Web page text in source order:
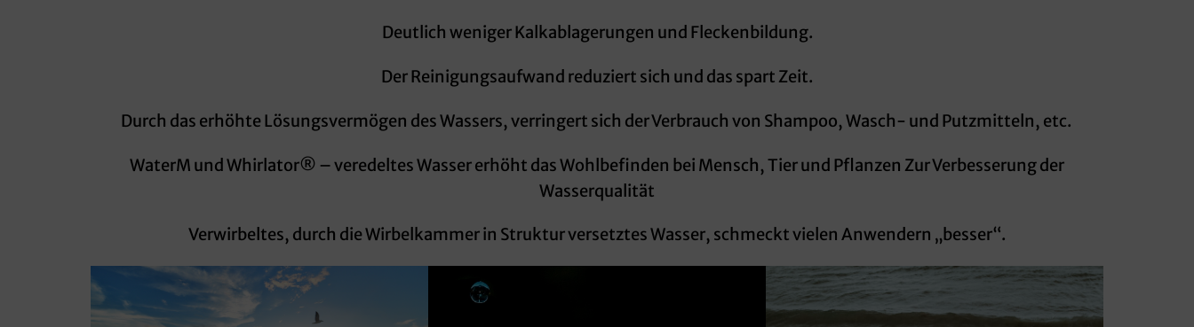
Deutlich weniger Kalkablagerungen und Fleckenbildung.
Der Reinigungsaufwand reduziert sich und das spart Zeit.
Durch das erhöhte Lösungsvermögen des Wassers, verringert sich der Verbrauch von Shampoo, Wasch- und Putzmitteln, etc.
WaterM und Whirlator® – veredeltes Wasser erhöht das Wohlbefinden bei Mensch, Tier und Pflanzen Zur Verbesserung der
Wasserqualität
Verwirbeltes, durch die Wirbelkammer in Struktur versetztes Wasser, schmeckt vielen Anwendern „besser“.